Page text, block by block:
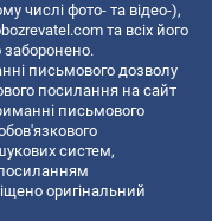
числі фото- та відео-),
та всіх його
заборонено.
письмового дозволу
посилання на сайт
письмового
систем,
посиланням
оригінальний